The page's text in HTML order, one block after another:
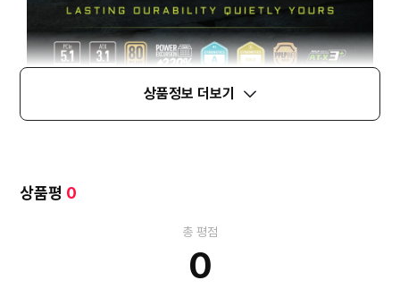
상품정보 더보기
상품평 0
총 평점
0